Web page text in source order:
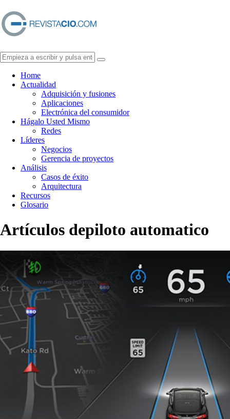
Home
Actualidad
Adquisición y fusiones
Aplicaciones
Electrónica del consumidor
Hágalo Usted Mismo
Redes
Líderes
Negocios
Gerencia de proyectos
Análisis
Casos de éxito
Arquitectura
Recursos
Glosario
Artículos depiloto automatico